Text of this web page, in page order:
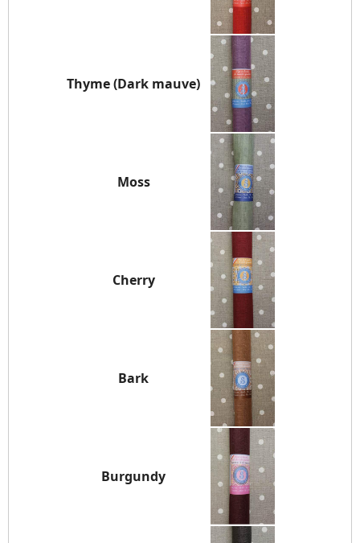
Thyme (Dark mauve)
Moss
Cherry
Bark
Burgundy